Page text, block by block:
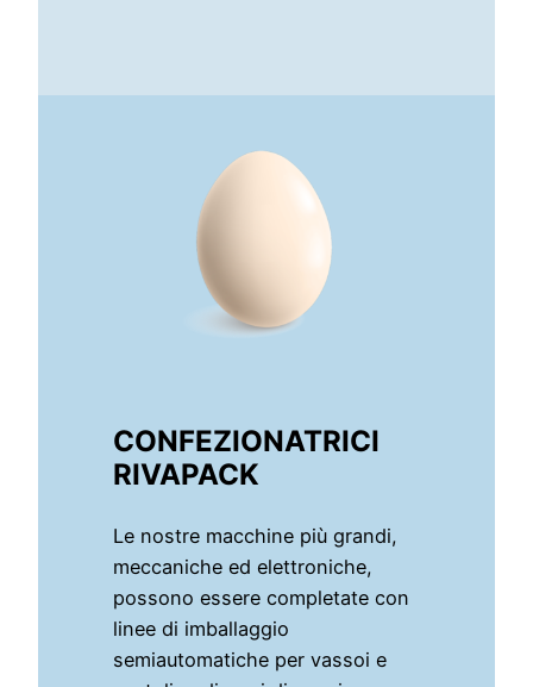
CONFEZIONATRICI
RIVAPACK
Le nostre macchine più grandi,
meccaniche ed elettroniche,
possono essere completate con
linee di imballaggio
semiautomatiche per vassoi e